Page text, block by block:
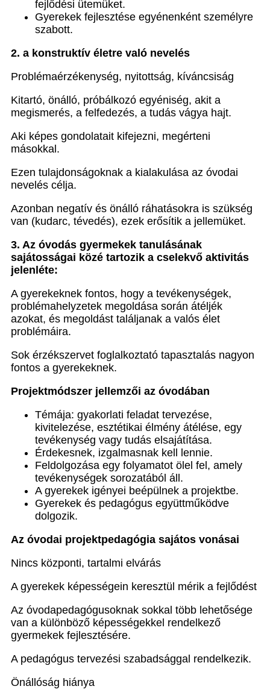
fejlődési ütemüket.
Gyerekek fejlesztése egyénenként személyre
szabott.
2. a konstruktív életre való nevelés
Problémaérzékenység, nyitottság, kíváncsiság
Kitartó, önálló, próbálkozó egyéniség, akit a
megismerés, a felfedezés, a tudás vágya hajt.
Aki képes gondolatait kifejezni, megérteni
másokkal.
Ezen tulajdonságoknak a kialakulása az óvodai
nevelés célja.
Azonban negatív és önálló ráhatásokra is szükség
van (kudarc, tévedés), ezek erősítik a jellemüket.
3. Az óvodás gyermekek tanulásának
sajátosságai közé tartozik a cselekvő aktivitás
jelenléte:
A gyerekeknek fontos, hogy a tevékenységek,
problémahelyzetek megoldása során átéljék
azokat, és megoldást találjanak a valós élet
problémáira.
Sok érzékszervet foglalkoztató tapasztalás nagyon
fontos a gyerekeknek.
Projektmódszer jellemzői az óvodában
Témája: gyakorlati feladat tervezése,
kivitelezése, esztétikai élmény átélése, egy
tevékenység vagy tudás elsajátítása.
Érdekesnek, izgalmasnak kell lennie.
Feldolgozása egy folyamatot ölel fel, amely
tevékenységek sorozatából áll.
A gyerekek igényei beépülnek a projektbe.
Gyerekek és pedagógus együttműködve
dolgozik.
Az óvodai projektpedagógia sajátos vonásai
Nincs központi, tartalmi elvárás
A gyerekek képességein keresztül mérik a fejlődést
Az óvodapedagógusoknak sokkal több lehetősége
van a különböző képességekkel rendelkező
gyermekek fejlesztésére.
A pedagógus tervezési szabadsággal rendelkezik.
Önállóság hiánya